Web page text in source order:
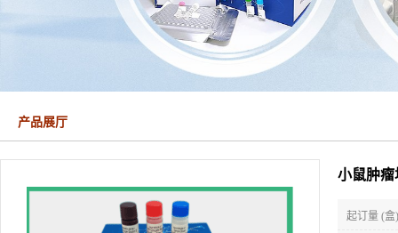
产品展厅
小鼠肿
起订量 (盒)